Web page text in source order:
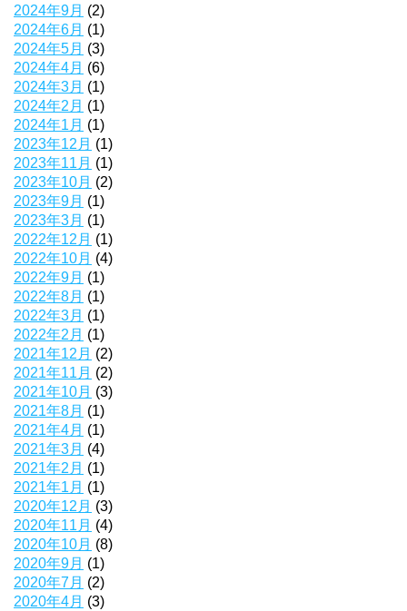
2024年9月 (2)
2024年6月 (1)
2024年5月 (3)
2024年4月 (6)
2024年3月 (1)
2024年2月 (1)
2024年1月 (1)
2023年12月 (1)
2023年11月 (1)
2023年10月 (2)
2023年9月 (1)
2023年3月 (1)
2022年12月 (1)
2022年10月 (4)
2022年9月 (1)
2022年8月 (1)
2022年3月 (1)
2022年2月 (1)
2021年12月 (2)
2021年11月 (2)
2021年10月 (3)
2021年8月 (1)
2021年4月 (1)
2021年3月 (4)
2021年2月 (1)
2021年1月 (1)
2020年12月 (3)
2020年11月 (4)
2020年10月 (8)
2020年9月 (1)
2020年7月 (2)
2020年4月 (3)